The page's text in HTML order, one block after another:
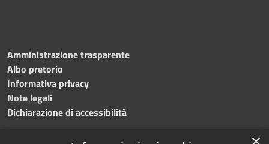
Amministrazione trasparente
Albo pretorio
Informativa privacy
Note legali
Dichiarazione di accessibilità